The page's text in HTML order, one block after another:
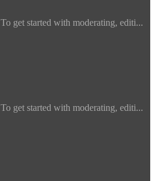
get started with moderating, editi...
get started with moderating, editi...